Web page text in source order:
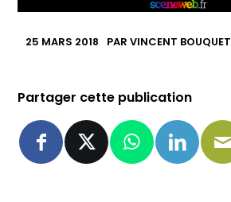
25 MARS 2018 PARVINCENT BOUQUET
Partager cette publication